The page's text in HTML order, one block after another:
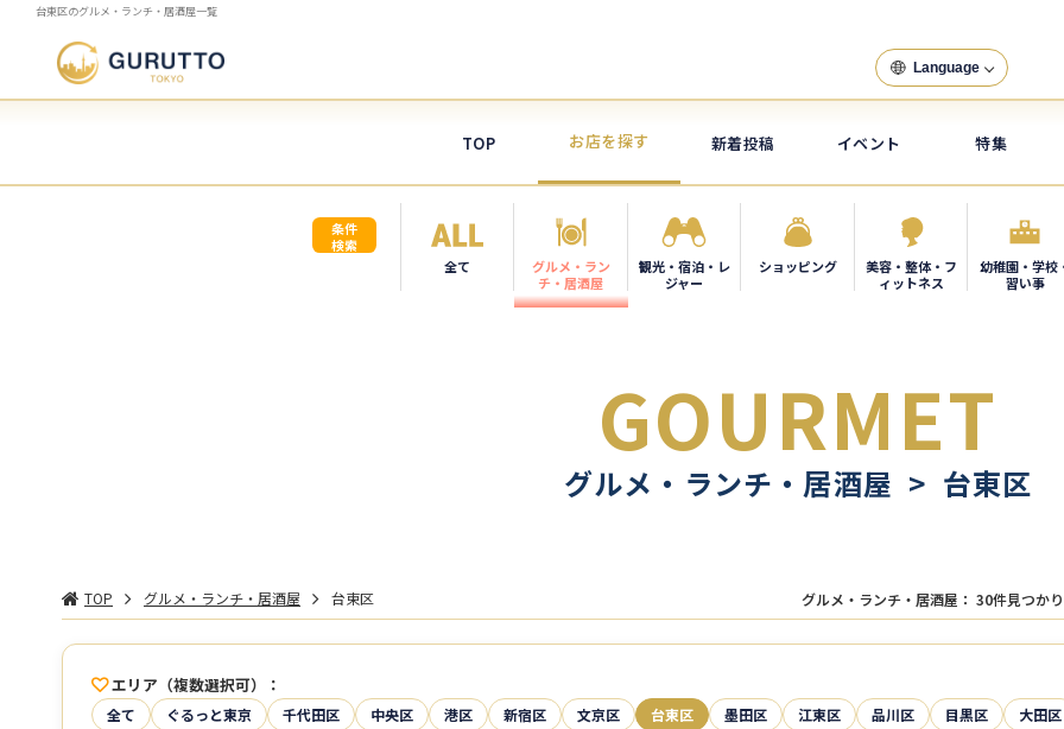
台東区のグルメ・ランチ・居酒屋一覧
Language
TOP お店を探す 新着投稿 イベント 特集
条件
検索
全て
グルメ・ラン
チ・居酒屋
観光・宿泊・レ
ジャー
ショッピング
美容・整体・フ
ィットネス
幼稚園・学校
習い事
GOURMET
グルメ・ランチ・居酒屋 > 台東区
TOP グルメ・ランチ・居酒屋 台東区 グルメ・ランチ・居酒屋 ： 30件見つか
エリア（複数選択可）
全て ぐるっと東京 千代田区 中央区 港区 新宿区 文京区 台東区 墨田区 江東区 品川区 目黒区
大田区